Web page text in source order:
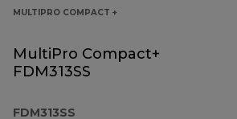
MULTIPRO COMPACT +
MultiPro Compact+
FDM313SS
FDM313SS